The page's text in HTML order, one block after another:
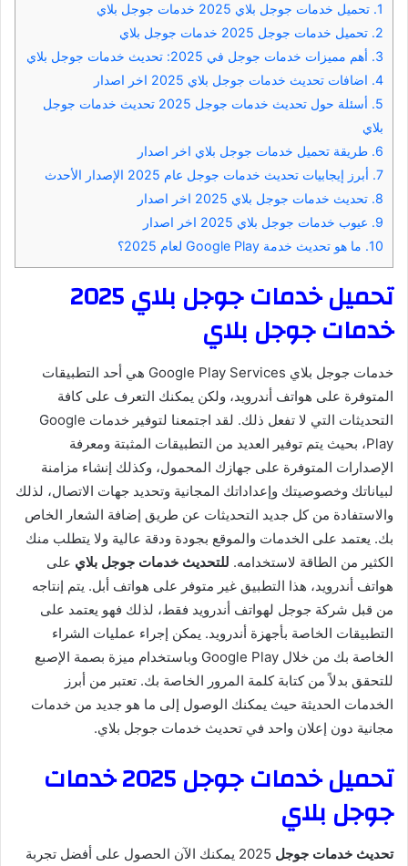
1. تحميل خدمات جوجل بلاي 2025 خدمات جوجل بلاي
2. تحميل خدمات جوجل 2025 خدمات جوجل بلاي
3. أهم مميزات خدمات جوجل في 2025: تحديث خدمات جوجل بلاي
4. اضافات تحديث خدمات جوجل بلاي 2025 اخر اصدار
5.
أسئلة حول تحديث خدمات جوجل 2025 تحديث خدمات جوجل
بلاي
6. طريقة تحميل خدمات جوجل بلاي اخر اصدار
7. أبرز إيجابيات تحديث خدمات جوجل عام 2025 الإصدار الأحدث
8. تحديث خدمات جوجل بلاي 2025 اخر اصدار
9. عيوب خدمات جوجل بلاي 2025 اخر اصدار
10. ما هو تحديث خدمة Google Play لعام 2025؟
تحميل خدمات جوجل بلاي 2025
خدمات جوجل بلاي
خدمات جوجل بلاي Google Play Services هي أحد التطبيقات
المتوفرة على هواتف أندرويد، ولكن يمكنك التعرف على كافة
التحديثات التي لا تفعل ذلك. لقد اجتمعنا لتوفير خدمات Google
Play، بحيث يتم توفير العديد من التطبيقات المثبتة ومعرفة
الإصدارات المتوفرة على جهازك المحمول، وكذلك إنشاء مزامنة
لبياناتك وخصوصيتك وإعداداتك المجانية وتحديد جهات الاتصال، لذلك
والاستفادة من كل جديد التحديثات عن طريق إضافة الشعار الخاص
بك. يعتمد على الخدمات والموقع بجودة ودقة عالية ولا يتطلب منك
الكثير من الطاقة لاستخدامه. للتحديث خدمات جوجل بلاي على
هواتف أندرويد، هذا التطبيق غير متوفر على هواتف أبل. يتم إنتاجه
من قبل شركة جوجل لهواتف أندرويد فقط، لذلك فهو يعتمد على
التطبيقات الخاصة بأجهزة أندرويد. يمكن إجراء عمليات الشراء
الخاصة بك من خلال Google Play وباستخدام ميزة بصمة الإصبع
للتحقق بدلاً من كتابة كلمة المرور الخاصة بك. تعتبر من أبرز
الخدمات الحديثة حيث يمكنك الوصول إلى ما هو جديد من خدمات
مجانية دون إعلان واحد في تحديث خدمات جوجل بلاي.
تحميل خدمات جوجل 2025 خدمات
جوجل بلاي
تحديث خدمات جوجل
2025 يمكنك الآن الحصول على أفضل تجربة